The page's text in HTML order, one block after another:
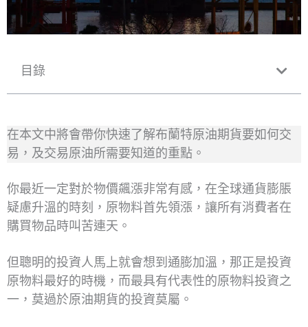
目錄
在本文中將會帶你快速了解布蘭特原油期貨要如何交
易，及交易原油所需要知道的重點。
你最近一定對於物價飆漲非常有感，在全球通貨膨脹
疑慮升溫的時刻，原物料首先領漲，讓所有消費者在
購買物品時叫苦連天。
但聰明的投資人馬上就會想到通膨加溫，那正是投資
原物料最好的時機，而最具有代表性的原物料投資之
一，莫過於原油期貨的投資莫屬。